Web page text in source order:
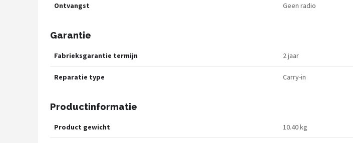
Ontvangst Geen radio
Garantie
Fabrieksgarantie termijn 2 jaar
Reparatie type Carry-in
Productinformatie
Product gewicht 10.40 kg